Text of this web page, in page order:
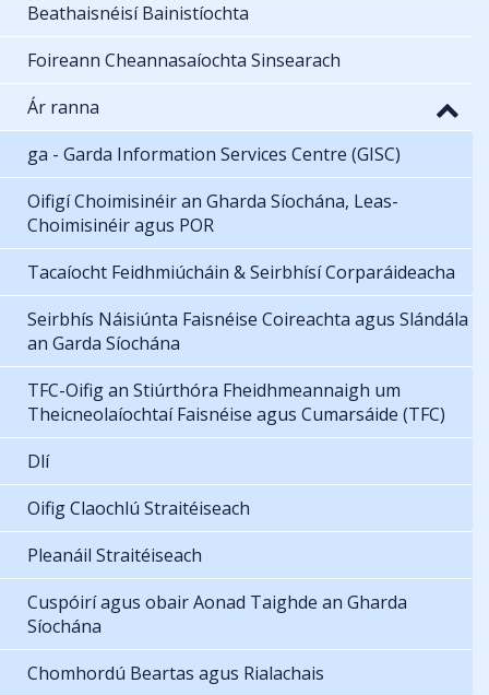
Beathaisnéisí Bainistíochta
Foireann Cheannasaíochta Sinsearach
Ár ranna
ga - Garda Information Services Centre (GISC)
Oifigí Choimisinéir an Gharda Síochána, Leas-
Choimisinéir agus POR
Tacaíocht Feidhmiúcháin & Seirbhísí Corparáideacha
Seirbhís Náisiúnta Faisnéise Coireachta agus Slándála
an Garda Síochána
TFC-Oifig an Stiúrthóra Fheidhmeannaigh um
Theicneolaíochtaí Faisnéise agus Cumarsáide (TFC)
Dlí
Oifig Claochlú Straitéiseach
Pleanáil Straitéiseach
Cuspóirí agus obair Aonad Taighde an Gharda
Síochána
Chomhordú Beartas agus Rialachais